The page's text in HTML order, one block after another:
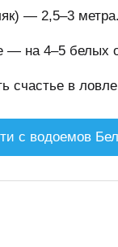
— 2,5–3 метра.
— на 4–5 белых
счастье в
с водоемов